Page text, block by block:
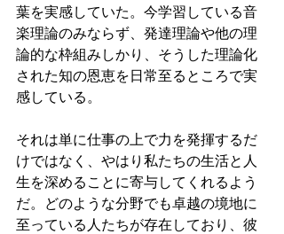
葉を実感していた。今学習している音
楽理論のみならず、発達理論や他の理
論的な枠組みしかり、そうした理論化
された知の恩恵を日常至るところで実
感している。
それは単に仕事の上で力を発揮するだ
けではなく、やはり私たちの生活と人
生を深めることに寄与してくれるよう
だ。どのような分野でも卓越の境地に
至っている人たちが存在しており、彼